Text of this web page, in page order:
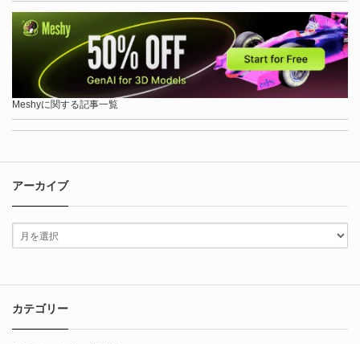
Meshyに関する記事一覧
アーカイブ
カテゴリー